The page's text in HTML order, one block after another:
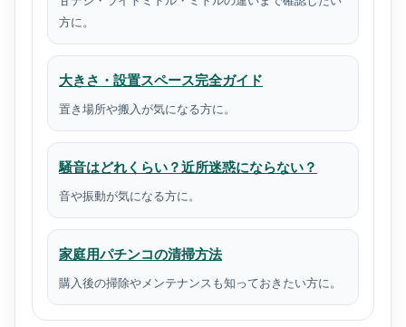
方に。
大きさ・設置スペース完全ガイド
置き場所や搬入が気になる方に。
騒音はどれくらい？近所迷惑にならない？
音や振動が気になる方に。
家庭用パチンコの清掃方法
購入後の掃除やメンテナンスも知っておきたい方に。